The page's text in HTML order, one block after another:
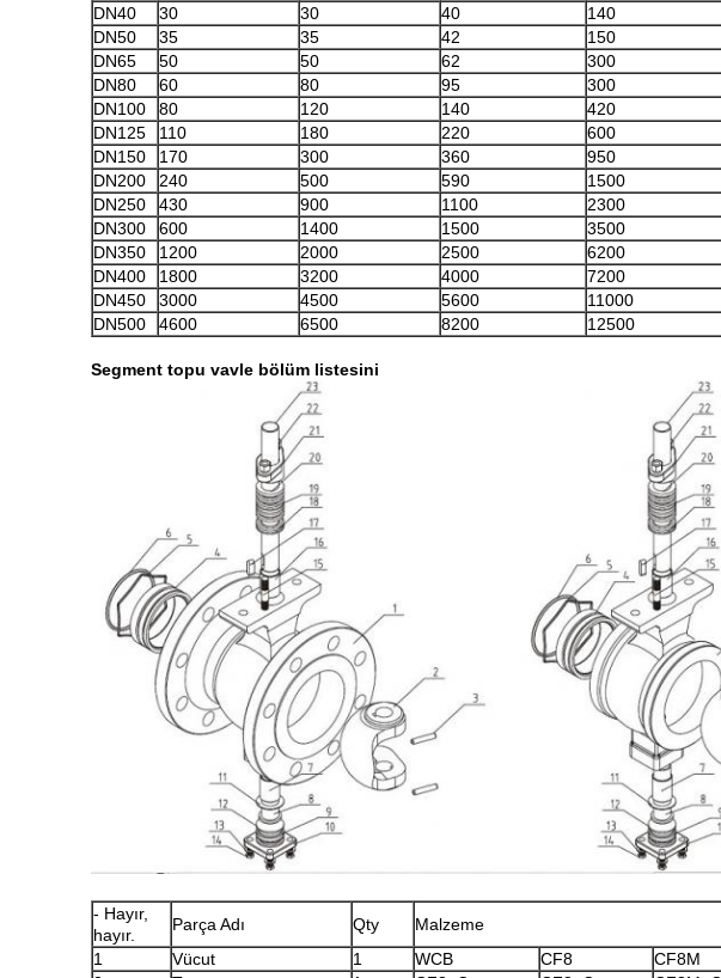
DN40
30 30 40 140
DN50
35 35 42 150
DN65
50 50 62 300
DN80
60 80 95 300
DN100
80 120 140 420
DN125
110 180 220 600
DN150
170 300 360 950
DN200
240 500 590 1500
DN250
430 900 1100 2300
DN300
600 1400 1500 3500
DN350
1200 2000 2500 6200
DN400
1800 3200 4000 7200
DN450
3000 4500 5600 11000
DN500
4600 6500 8200 12500
Segment topu vavle bölüm listesini
- Hayır,
hayır.
Parça Adı Qty
Malzeme
1
Vücut 1 WCB CF8
CF8M